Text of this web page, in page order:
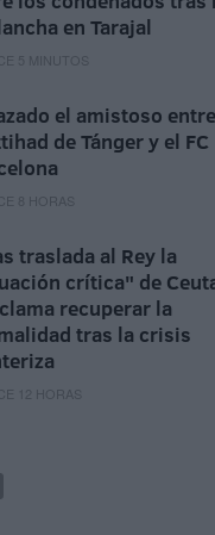
en Tarajal
5 MINUTOS
el amistoso entre
de Tánger y el FC
8 HORAS
traslada al Rey la
crítica" de
recuperar la
tras la crisis
12 HORAS